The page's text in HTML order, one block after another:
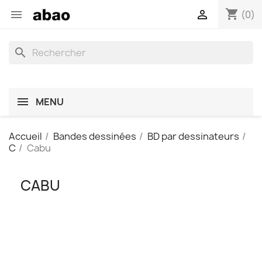
 shopping_cart (0)

search
MENU
Accueil Bandes dessinées
BD par dessinateurs
C
Cabu
CABU